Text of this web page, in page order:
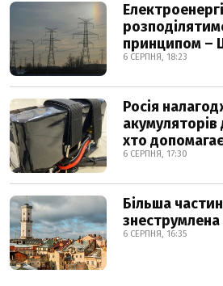
принципом –
6 СЕРПНЯ, 18:23
Росія
акумуляторів
хто допомагає
6 СЕРПНЯ, 17:30
Більша
6 СЕРПНЯ, 16:35